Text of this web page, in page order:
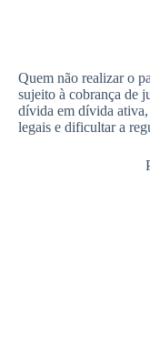
Quem não realizar o
sujeito à cobrança de
dívida em dívida
legais e dificultar a